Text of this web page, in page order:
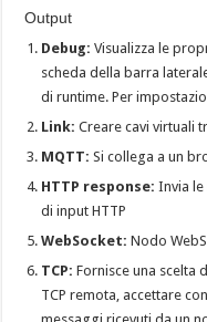
Output
Debug: Visualizza le
scheda della barra
di runtime. Per
Link: Creare cavi virtuali
MQTT: Si collega a un
HTTP response: Invia le
di input HTTP
WebSocket: Nodo
TCP: Fornisce una scelta
TCP remota, accettare